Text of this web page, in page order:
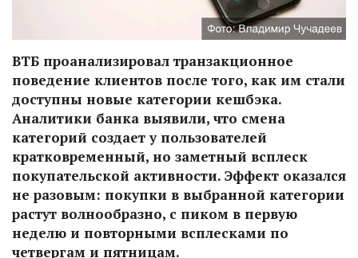
ВТБ проанализировал транзакционное
поведение клиентов после того, как им стали
доступны новые категории кешбэка.
Аналитики банка выявили, что смена
категорий создает у пользователей
кратковременный, но заметный всплеск
покупательской активности. Эффект оказался
не разовым: покупки в выбранной категории
растут волнообразно, с пиком в первую
неделю и повторными всплесками по
четвергам и пятницам.